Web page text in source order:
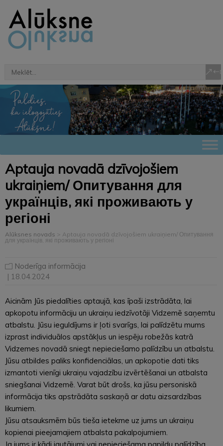
Aptauja novadā dzīvojošiem
ukraiņiem/ Опитування для
українців, які проживають у
регіоні
Alūksnes novads > Aptauja novadā dzīvojošiem ukraiņiem/ Опитування
для українців, які проживають у регіоні
Noderīga informācija
| 18.04.2024
Aicinām Jūs piedalīties aptaujā, kas īpaši izstrādāta, lai
apkopotu informāciju un ukraiņu iedzīvotāji Vidzemē saņemtu
atbalstu. Jūsu ieguldījums ir ļoti svarīgs, lai palīdzētu mums
izprast individuālos apstākļus un iespēju robežās katrā
Vidzemes novadā sniegt nepieciešamo palīdzību un atbalstu.
Jūsu atbildes paliks konfidenciālas, un apkopotie dati tiks
izmantoti vienīgi ukraiņu vajadzību izvērtēšanai un atbalsta
sniegšanai Vidzemē. Varat būt drošs, ka jūsu personiskā
informācija tiks apstrādāta saskaņā ar datu aizsardzības
likumiem.
Jūsu atsauksmēm būs tieša ietekme uz jums un ukraiņu
kopienai pieejamajiem atbalsta pakalpojumiem.
Ja jums ir kādi jautājumi vai nepieciešama papildu palīdzība,